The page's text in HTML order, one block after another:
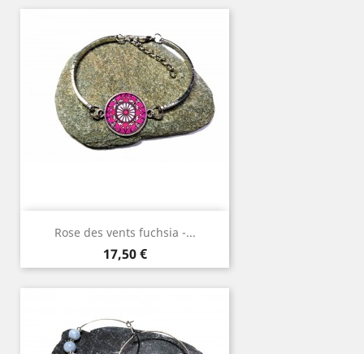
base
Rose des vents fuchsia -...
Prix
17,50 €